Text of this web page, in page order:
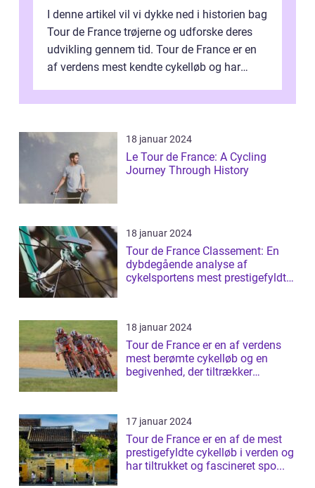
I denne artikel vil vi dykke ned i historien bag
Tour de France trøjerne og udforske deres
udvikling gennem tid. Tour de France er en
af verdens mest kendte cykelløb og har
18 januar 2024
Le Tour de France: A Cycling
Journey Through History
18 januar 2024
Tour de France Classement: En
dybdegående analyse af
cykelsportens mest prestigefyldte
18 januar 2024
Tour de France er en af verdens
mest berømte cykelløb og en
begivenhed, der tiltrækker
17 januar 2024
Tour de France er en af de mest
prestigefyldte cykelløb i verden og
har tiltrukket og fascineret spo...